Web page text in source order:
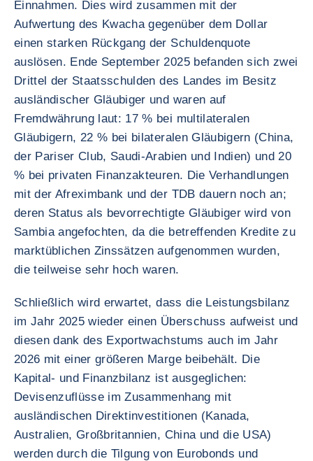
Einnahmen. Dies wird zusammen mit der
Aufwertung des Kwacha gegenüber dem Dollar
einen starken Rückgang der Schuldenquote
auslösen. Ende September 2025 befanden sich zwei
Drittel der Staatsschulden des Landes im Besitz
ausländischer Gläubiger und waren auf
Fremdwährung laut: 17 % bei multilateralen
Gläubigern, 22 % bei bilateralen Gläubigern (China,
der Pariser Club, Saudi-Arabien und Indien) und 20
% bei privaten Finanzakteuren. Die Verhandlungen
mit der Afreximbank und der TDB dauern noch an;
deren Status als bevorrechtigte Gläubiger wird von
Sambia angefochten, da die betreffenden Kredite zu
marktüblichen Zinssätzen aufgenommen wurden,
die teilweise sehr hoch waren.
Schließlich wird erwartet, dass die Leistungsbilanz
im Jahr 2025 wieder einen Überschuss aufweist und
diesen dank des Exportwachstums auch im Jahr
2026 mit einer größeren Marge beibehält. Die
Kapital- und Finanzbilanz ist ausgeglichen:
Devisenzuflüsse im Zusammenhang mit
ausländischen Direktinvestitionen (Kanada,
Australien, Großbritannien, China und die USA)
werden durch die Tilgung von Eurobonds und